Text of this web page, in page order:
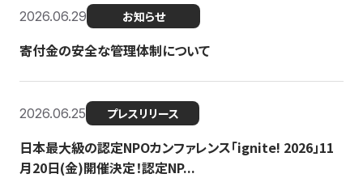
2026.06.29 お知らせ
寄付金の安全な管理体制について
2026.06.25 プレスリリース
日本最大級の認定NPOカンファレンス「ignite! 2026」11
月20日(金)開催決定！認定NP...